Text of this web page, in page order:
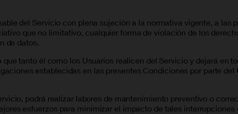
del Servicio con plena sujeción a la normativa vigente, a las
que no limitativo, cualquier forma de violación de los
de datos.
tanto él como los Usuarios realicen del Servicio y dejará en
establecidas en las presentes Condiciones por parte del
podrá realizar labores de mantenimiento preventivo o
esfuerzos para minimizar el impacto de tales